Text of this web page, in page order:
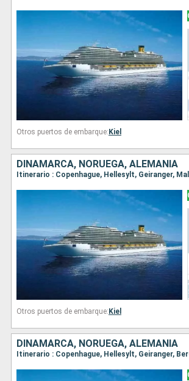
Otros puertos de embarque: Kiel
DINAMARCA, NORUEGA, ALEMANIA
Itinerario : Copenhague, Hellesylt, Geiranger,
Otros puertos de embarque: Kiel
DINAMARCA, NORUEGA, ALEMANIA
Itinerario : Copenhague, Hellesylt, Geiranger,